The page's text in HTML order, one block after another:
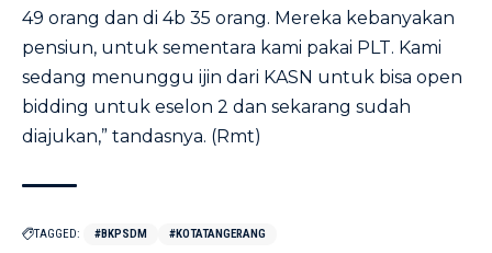
49 orang dan di 4b 35 orang. Mereka kebanyakan
pensiun, untuk sementara kami pakai PLT. Kami
sedang menunggu ijin dari KASN untuk bisa open
bidding untuk eselon 2 dan sekarang sudah
diajukan,” tandasnya. (Rmt)
TAGGED: #BKPSDM #KOTATANGERANG